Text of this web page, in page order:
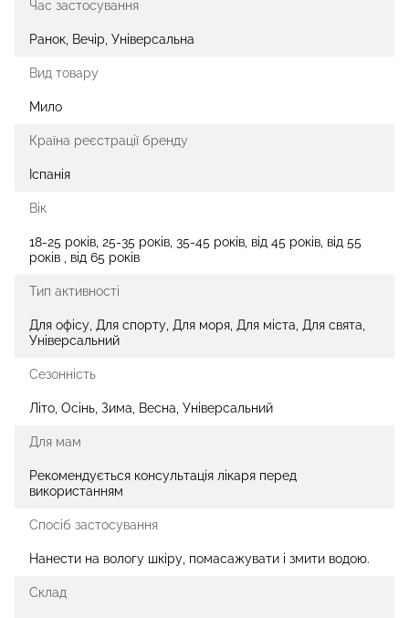
Час застосування
Ранок, Вечір, Універсальна
Вид товару
Мило
Країна реєстрації бренду
Іспанія
Вік
18-25 років, 25-35 років, 35-45 років, від 45 років, від 55
років , від 65 років
Тип активності
Для офісу, Для спорту, Для моря, Для міста, Для свята,
Універсальний
Сезонність
Літо, Осінь, Зима, Весна, Універсальний
Для мам
Рекомендується консультація лікаря перед
використанням
Спосіб застосування
Нанести на вологу шкіру, помасажувати і змити водою.
Склад